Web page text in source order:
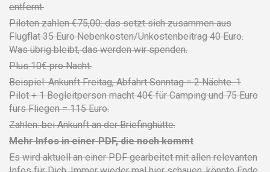
entfernt.
Piloten zahlen €75,00: das setzt sich zusammen aus
Flugflat 35 Euro Nebenkosten/Unkostenbeitrag 40 Euro.
Was übrig bleibt, das werden wir spenden.
Plus 10€ pro Nacht.
Beispiel: Ankunft Freitag, Abfahrt Sonntag = 2 Nächte. 1
Pilot + 1 Begleitperson macht 40€ für Camping und 75 Euro
fürs Fliegen = 115 Euro.
Zahlen: bei Ankunft an der Briefinghütte.
Mehr Infos in einer PDF, die noch kommt
Es wird aktuell an einer PDF gearbeitet mit allen relevanten